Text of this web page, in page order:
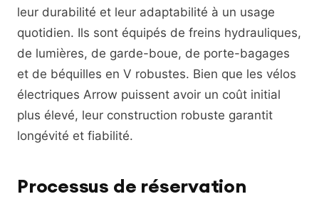
leur durabilité et leur adaptabilité à un usage
quotidien. Ils sont équipés de freins hydrauliques,
de lumières, de garde-boue, de porte-bagages
et de béquilles en V robustes. Bien que les vélos
électriques Arrow puissent avoir un coût initial
plus élevé, leur construction robuste garantit
longévité et fiabilité.
Processus de réservation